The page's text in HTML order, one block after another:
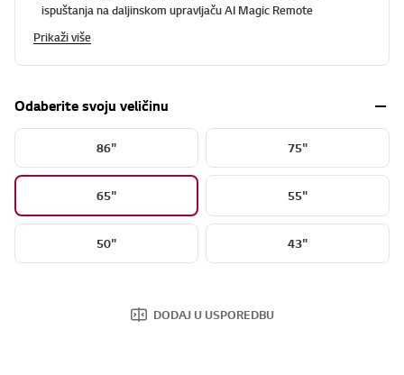
ispuštanja na daljinskom upravljaču AI Magic Remote
Prikaži više
Odaberite svoju veličinu
86" 75"
65" 55"
50" 43"
DODAJ U USPOREDBU